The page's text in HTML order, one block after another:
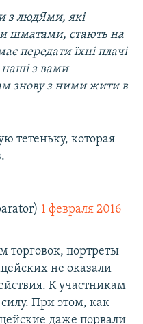
з людЯми, які
шматами, стають на
передати їхні плачі
з вами
знову з ними жити в
тетеньку, которая
1 февраля 2016
портреты
не оказали
К участникам
При этом, как
даже порвали